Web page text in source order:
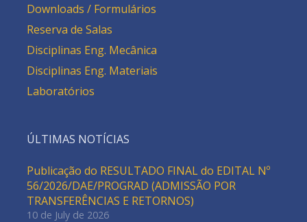
Downloads / Formulários
Reserva de Salas
Disciplinas Eng. Mecânica
Disciplinas Eng. Materiais
Laboratórios
ÚLTIMAS NOTÍCIAS
Publicação do RESULTADO FINAL do EDITAL Nº
56/2026/DAE/PROGRAD (ADMISSÃO POR
TRANSFERÊNCIAS E RETORNOS)
10 de July de 2026